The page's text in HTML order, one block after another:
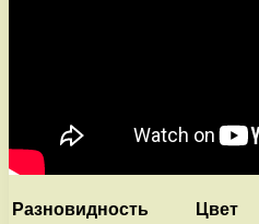
Разновидность Цвет